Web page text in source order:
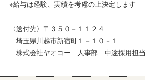
※給与は経験、実績を考慮の上決定します
〈送付先〉〒３５０－１１２４
埼玉県川越市新宿町１－１０－１
株式会社ヤオコー 人事部 中途採用担